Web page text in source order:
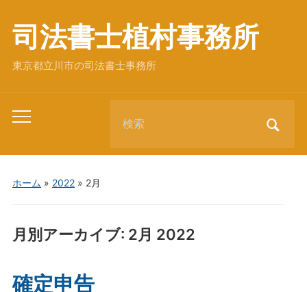
司法書士植村事務所
東京都立川市の司法書士事務所
Toggle
menu
for:
ホーム » 2022» 2月
月別アーカイブ: 2月 2022
確定申告